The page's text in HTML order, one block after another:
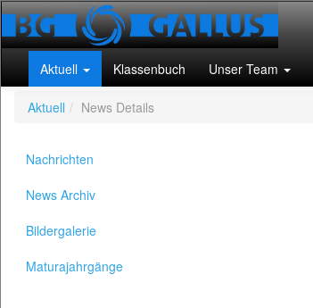
Aktuell Klassenbuch Unser Team
Aktuell News Details
Nachrichten
News Archiv
Bildergalerie
Maturajahrgänge